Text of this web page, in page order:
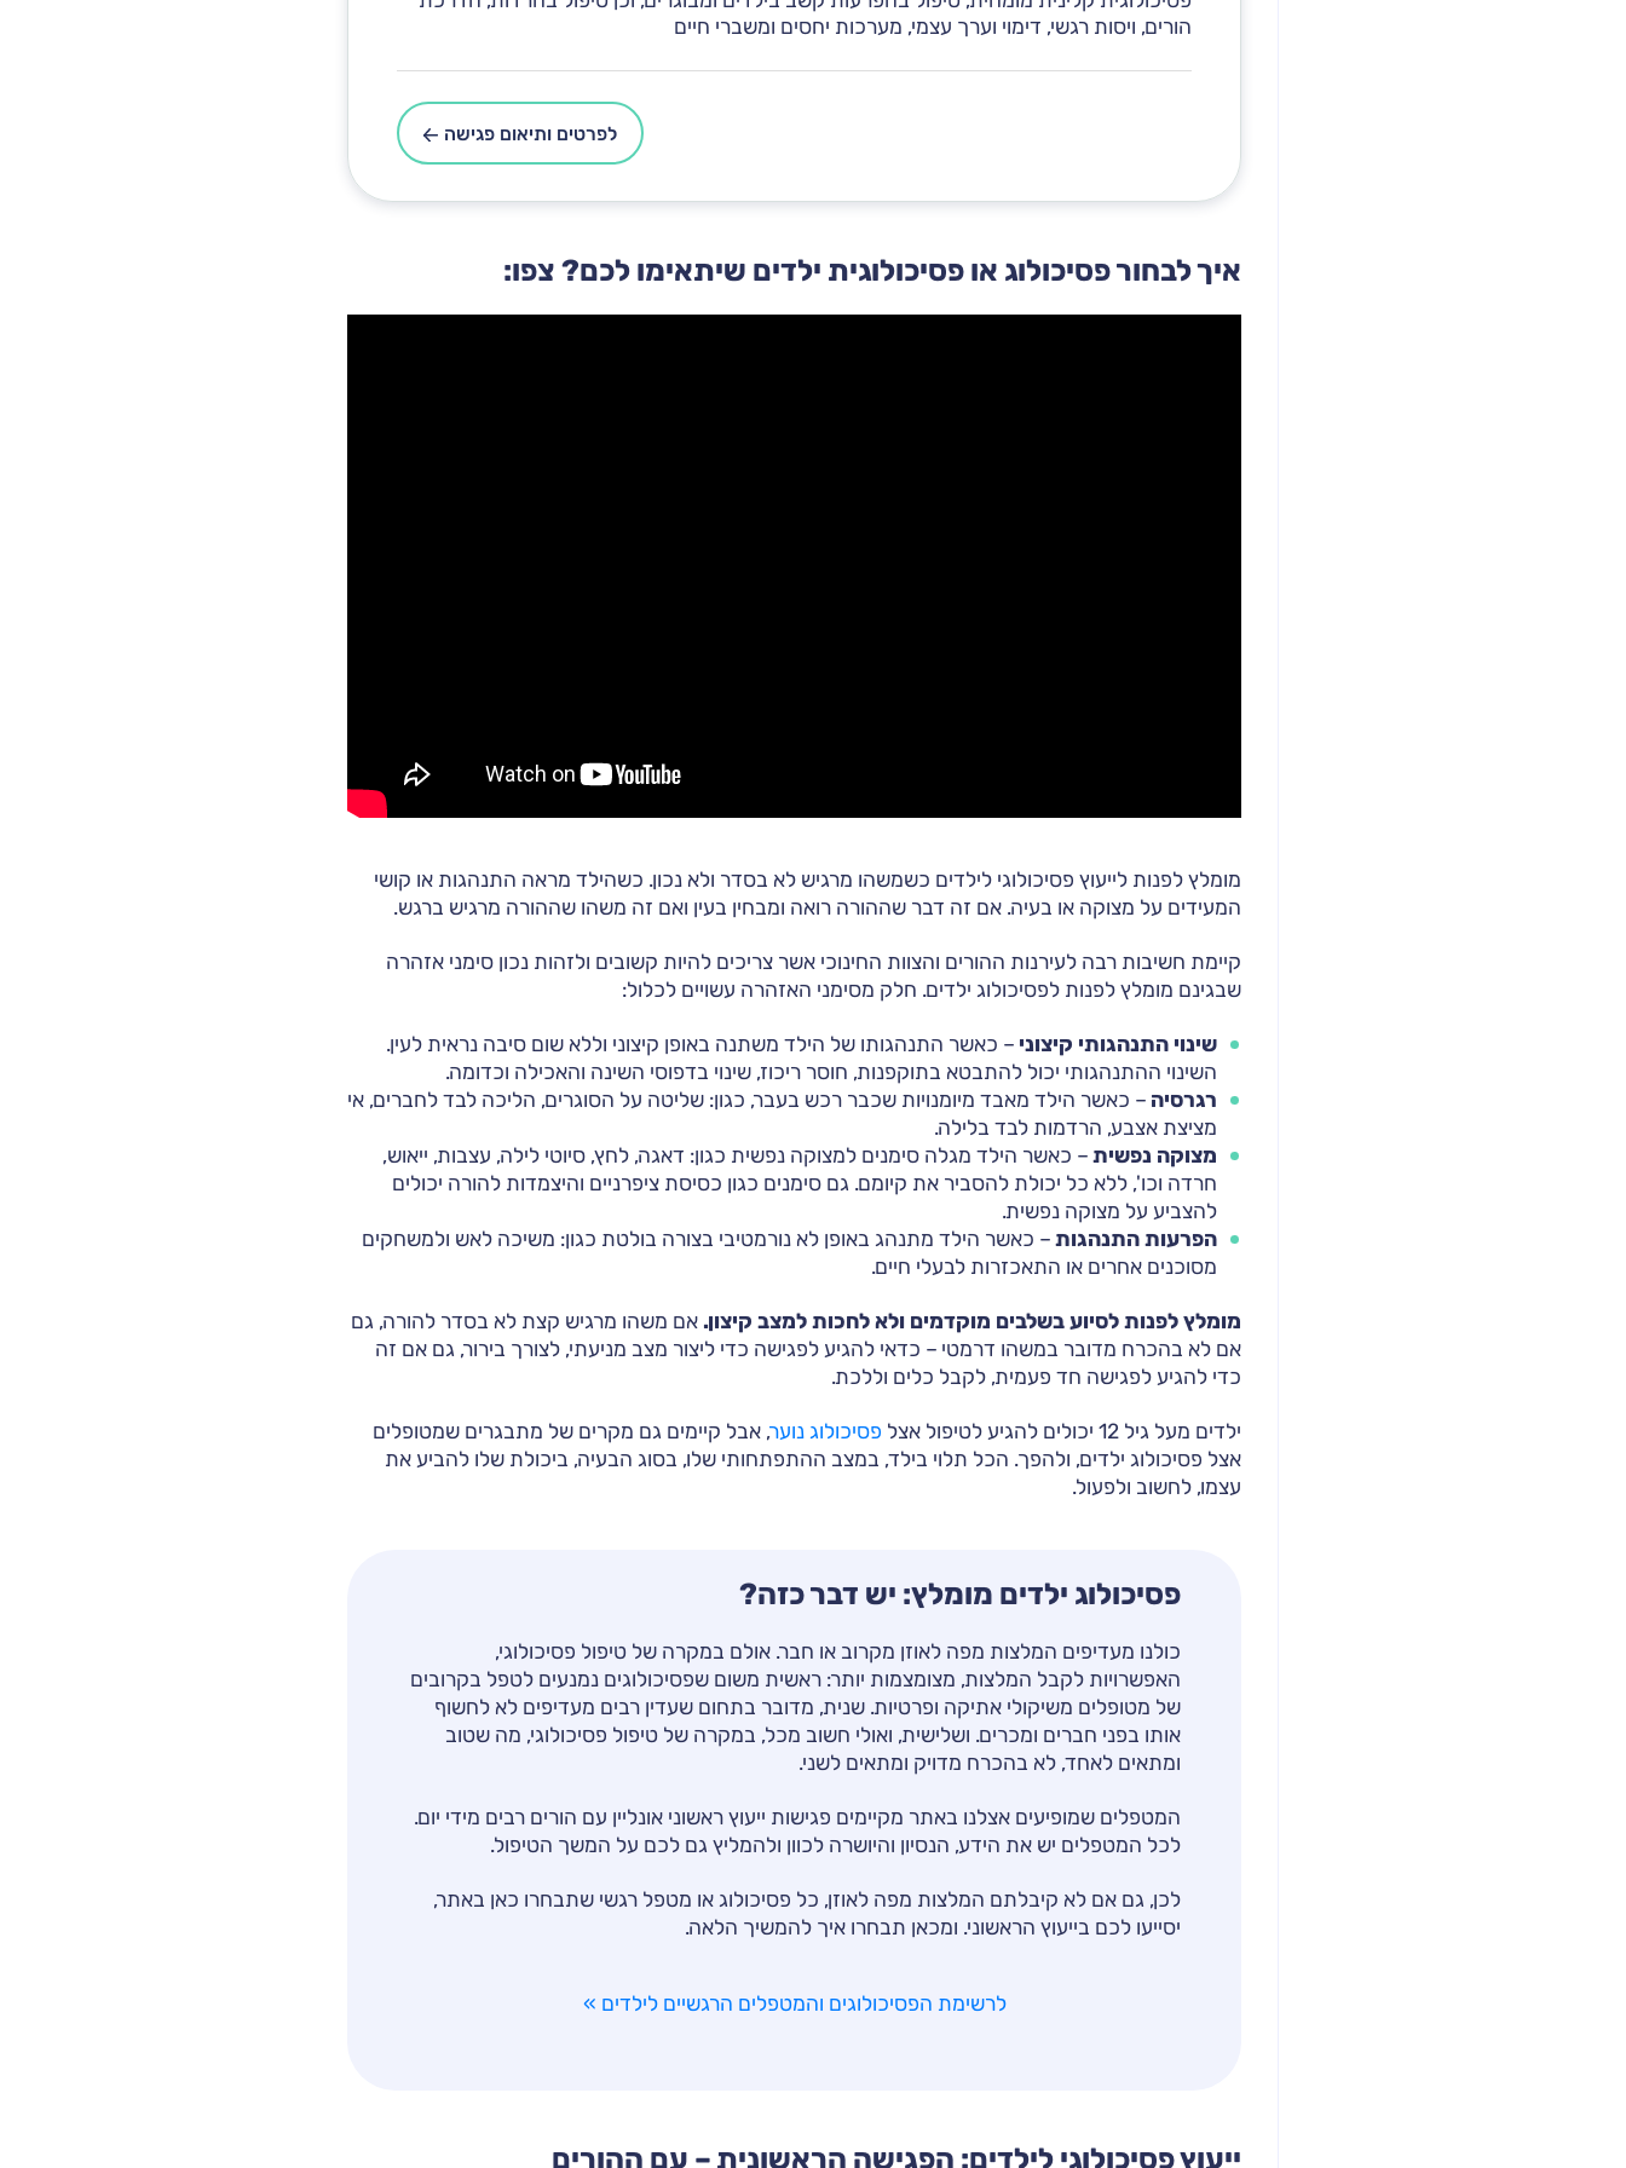
הורים, ויסות רגשי, דימוי וערך עצמי, מערכות יחסים ומשברי חיים
לפרטים ותיאום פגישה
איך לבחור פסיכולוג או פסיכולוגית ילדים שיתאימו לכם? צפו:
מומלץ לפנות לייעוץ פסיכולוגי לילדים כשמשהו מרגיש לא בסדר ולא נכון. כשהילד מראה התנהגות או קושי
המעידים על מצוקה או בעיה. אם זה דבר שההורה רואה ומבחין בעין ואם זה משהו שההורה מרגיש ברגש.
קיימת חשיבות רבה לעירנות ההורים והצוות החינוכי אשר צריכים להיות קשובים ולזהות נכון סימני אזהרה
שבגינם מומלץ לפנות לפסיכולוג ילדים. חלק מסימני האזהרה עשויים לכלול:
שינוי התנהגותי קיצוני – כאשר התנהגותו של הילד משתנה באופן קיצוני וללא שום סיבה נראית לעין.
השינוי ההתנהגותי יכול להתבטא בתוקפנות, חוסר ריכוז, שינוי בדפוסי השינה והאכילה וכדומה.
רגרסיה – כאשר הילד מאבד מיומנויות שכבר רכש בעבר, כגון: שליטה על הסוגרים, הליכה לבד לחברים, אי
מציצת אצבע, הרדמות לבד בלילה.
מצוקה נפשית – כאשר הילד מגלה סימנים למצוקה נפשית כגון: דאגה, לחץ, סיוטי לילה, עצבות, ייאוש,
חרדה וכו', ללא כל יכולת להסביר את קיומם. גם סימנים כגון כסיסת ציפרניים והיצמדות להורה יכולים
להצביע על מצוקה נפשית.
הפרעות התנהגות – כאשר הילד מתנהג באופן לא נורמטיבי בצורה בולטת כגון: משיכה לאש ולמשחקים
מסוכנים אחרים או התאכזרות לבעלי חיים.
מומלץ לפנות לסיוע בשלבים מוקדמים ולא לחכות למצב קיצון. אם משהו מרגיש קצת לא בסדר להורה, גם
אם לא בהכרח מדובר במשהו דרמטי – כדאי להגיע לפגישה כדי ליצור מצב מניעתי, לצורך בירור, גם אם זה
כדי להגיע לפגישה חד פעמית, לקבל כלים וללכת.
ילדים מעל גיל 12 יכולים להגיע לטיפול אצל פסיכולוג נוער, אבל קיימים גם מקרים של מתבגרים שמטופלים
אצל פסיכולוג ילדים, ולהפך. הכל תלוי בילד, במצב ההתפתחותי שלו, בסוג הבעיה, ביכולת שלו להביע את
עצמו, לחשוב ולפעול.
פסיכולוג ילדים מומלץ: יש דבר כזה?
כולנו מעדיפים המלצות מפה לאוזן מקרוב או חבר. אולם במקרה של טיפול פסיכולוגי,
האפשרויות לקבל המלצות, מצומצמות יותר: ראשית משום שפסיכולוגים נמנעים לטפל בקרובים
של מטופלים משיקולי אתיקה ופרטיות. שנית, מדובר בתחום שעדין רבים מעדיפים לא לחשוף
אותו בפני חברים ומכרים. ושלישית, ואולי חשוב מכל, במקרה של טיפול פסיכולוגי, מה שטוב
ומתאים לאחד, לא בהכרח מדויק ומתאים לשני.
המטפלים שמופיעים אצלנו באתר מקיימים פגישות ייעוץ ראשוני אונליין עם הורים רבים מידי יום.
לכל המטפלים יש את הידע, הנסיון והיושרה לכוון ולהמליץ גם לכם על המשך הטיפול.
לכן, גם אם לא קיבלתם המלצות מפה לאוזן, כל פסיכולוג או מטפל רגשי שתבחרו כאן באתר,
יסייעו לכם בייעוץ הראשוני. ומכאן תבחרו איך להמשיך הלאה.
לרשימת הפסיכולוגים והמטפלים הרגשיים לילדים »
ייעוץ פסיכולוגי לילדים: הפגישה הראשונית – עם ההורים